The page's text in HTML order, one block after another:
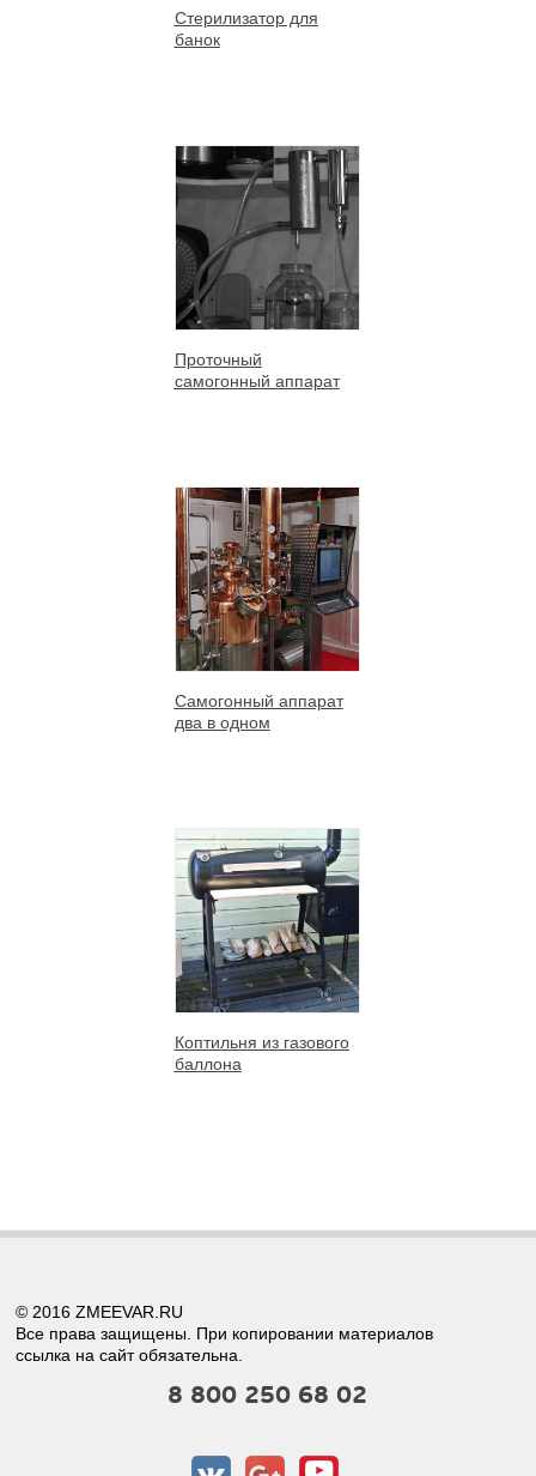
Стерилизатор для
банок
Проточный
самогонный аппарат
Самогонный аппарат
два в одном
Коптильня из газового
баллона
© 2016 ZMEEVAR.RU
Все права защищены. При копировании материалов
ссылка на сайт обязательна.
8 800 250 68 02